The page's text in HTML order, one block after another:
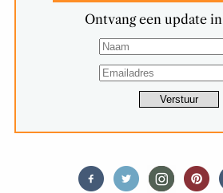
Ontvang een update